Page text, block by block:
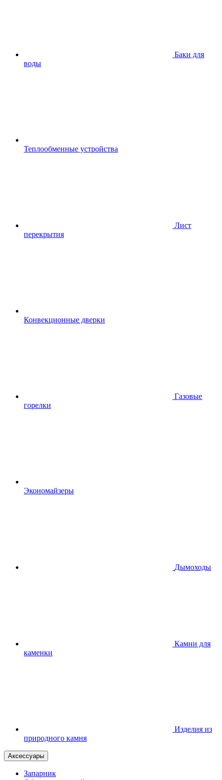
Баки для
воды
Теплообменные устройства
Лист
перекрытия
Конвекционные дверки
Газовые
горелки
Экономайзеры
Дымоходы
Камни для
каменки
Изделия из
природного камня
Аксессуары
Запарник